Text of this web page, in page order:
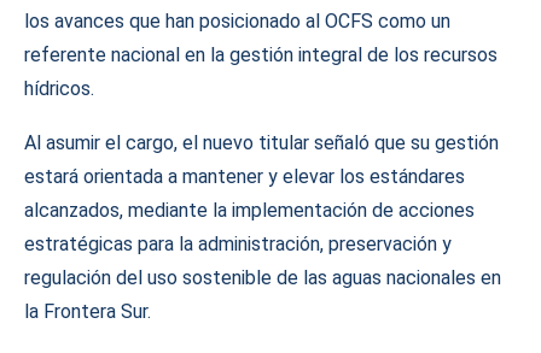
los avances que han posicionado al OCFS como un
referente nacional en la gestión integral de los recursos
hídricos.
Al asumir el cargo, el nuevo titular señaló que su gestión
estará orientada a mantener y elevar los estándares
alcanzados, mediante la implementación de acciones
estratégicas para la administración, preservación y
regulación del uso sostenible de las aguas nacionales en
la Frontera Sur.